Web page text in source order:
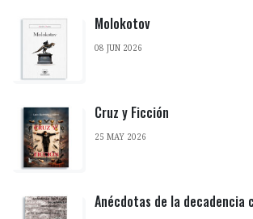
Molokotov
08 JUN 2026
Cruz y Ficción
25 MAY 2026
Anécdotas de la decadencia